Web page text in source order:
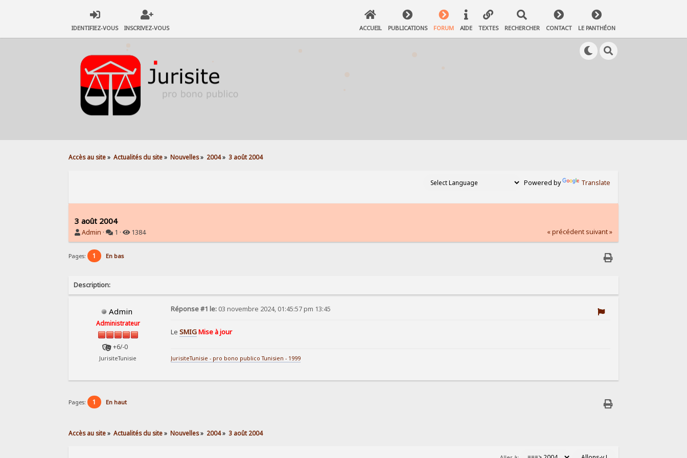
IDENTIFIEZ-VOUS INSCRIVEZ-VOUS ACCUEIL PUBLICATIONS FORUM AIDE TEXTES RECHERCHER CONTACT LE PANTHÉON
Accès au site» Actualités du site» Nouvelles» 2004» 3 août 2004
Powered by Translate
3 août 2004
Admin · 1 · 1384 « précédent suivant »
Pages: 1 En bas
Description:
Admin
Administrateur
+6/-0
JurisiteTunisie
Réponse #1 le: 03 novembre 2024, 01:45:57 pm 13:45
LeSMIGMise à jour
JurisiteTunisie - pro bono publico Tunisien - 1999
Pages: 1 En haut
Accès au site» Actualités du site» Nouvelles» 2004» 3 août 2004